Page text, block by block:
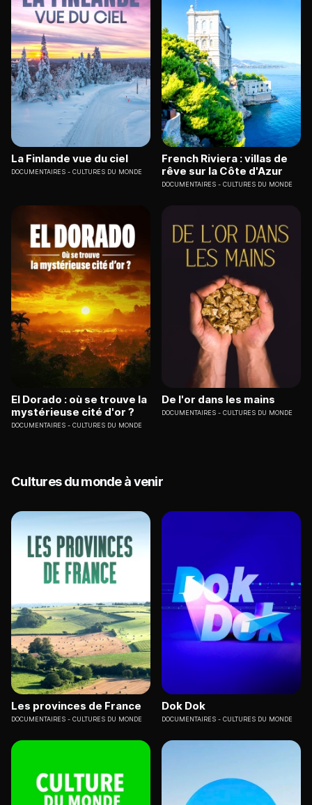
La Finlande vue du ciel
DOCUMENTAIRES CULTURES DU MONDE
French Riviera : villas de
rêve sur la Côte d'Azur
DOCUMENTAIRES CULTURES DU MONDE
El Dorado : où se trouve la
mystérieuse cité d'or ?
DOCUMENTAIRES CULTURES DU MONDE
De l'or dans les mains
DOCUMENTAIRES CULTURES DU MONDE
Cultures du monde à venir
Les provinces de France
DOCUMENTAIRES CULTURES DU MONDE
Dok Dok
DOCUMENTAIRES CULTURES DU MONDE